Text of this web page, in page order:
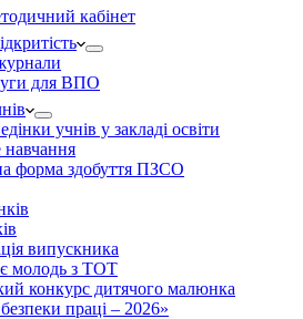
кабінет
для ВПО
учнів у закладі освіти
навчання
форма здобуття ПЗСО
випускника
молодь з ТОТ
конкурс дитячого малюнка
праці – 2026»